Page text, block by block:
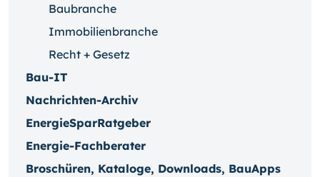
Baubranche
Immobilienbranche
Recht + Gesetz
Bau-IT
Nachrichten-Archiv
EnergieSparRatgeber
Energie-Fachberater
Broschüren, Kataloge, Downloads, BauApps